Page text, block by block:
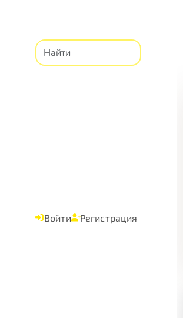
Войти Регистрация